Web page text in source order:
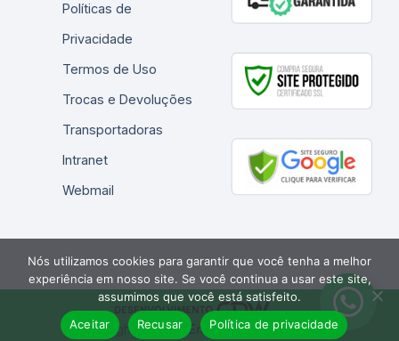
Políticas de
Privacidade
Termos de Uso
Trocas e Devoluções
Transportadoras
Intranet
Webmail
Copyright 2026 © Embalagens Bacarin
Nós utilizamos cookies para garantir que você tenha a melhor
experiência em nosso site. Se você continua a usar este site,
assumimos que você está satisfeito.
Aceitar
Recusar Política de privacidade